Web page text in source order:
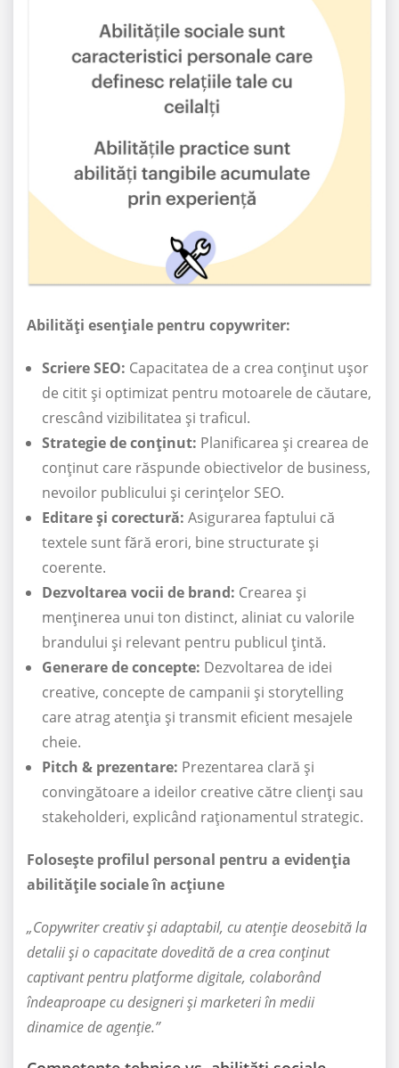
Abilități esențiale pentru copywriter:
Scriere SEO: Capacitatea de a crea conținut ușor
de citit și optimizat pentru motoarele de căutare,
crescând vizibilitatea și traficul.
Strategie de conținut: Planificarea și crearea de
conținut care răspunde obiectivelor de business,
nevoilor publicului și cerințelor SEO.
Editare și corectură: Asigurarea faptului că
textele sunt fără erori, bine structurate și
coerente.
Dezvoltarea vocii de brand: Crearea și
menținerea unui ton distinct, aliniat cu valorile
brandului și relevant pentru publicul țintă.
Generare de concepte: Dezvoltarea de idei
creative, concepte de campanii și storytelling
care atrag atenția și transmit eficient mesajele
cheie.
Pitch & prezentare: Prezentarea clară și
convingătoare a ideilor creative către clienți sau
stakeholderi, explicând raționamentul strategic.
Folosește profilul personal pentru a evidenția
abilitățile sociale în acțiune
„Copywriter creativ și adaptabil, cu atenție deosebită la
detalii și o capacitate dovedită de a crea conținut
captivant pentru platforme digitale, colaborând
îndeaproape cu designeri și marketeri în medii
dinamice de agenție.”